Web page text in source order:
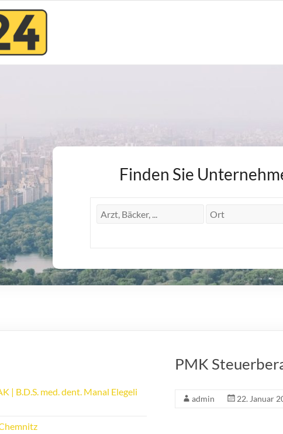
Finden Sie
PMK
admin 22. Januar
| B.D.S. med. dent. Manal Elegeli